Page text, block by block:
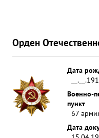
Орден
Дата
Военно-
пункт
67
Дата